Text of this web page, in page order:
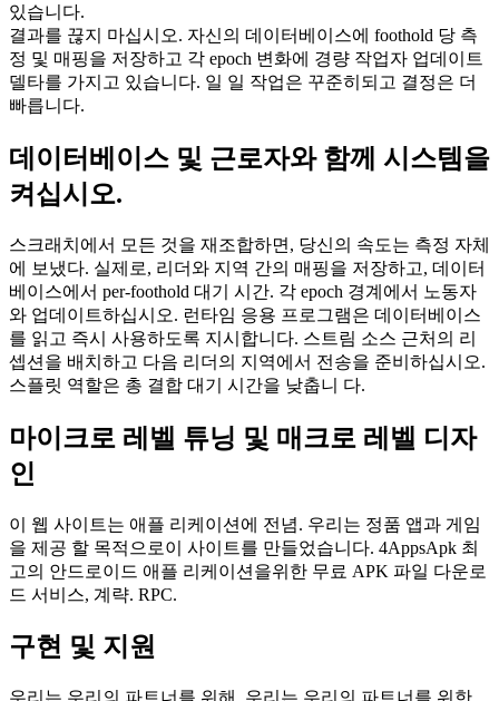
있습니다.
결과를 끊지 마십시오. 자신의 데이터베이스에 foothold 당 측
정 및 매핑을 저장하고 각 epoch 변화에 경량 작업자 업데이트
델타를 가지고 있습니다. 일 일 작업은 꾸준히되고 결정은 더
빠릅니다.
데이터베이스 및 근로자와 함께 시스템을
켜십시오.
스크래치에서 모든 것을 재조합하면, 당신의 속도는 측정 자체
에 보냈다. 실제로, 리더와 지역 간의 매핑을 저장하고, 데이터
베이스에서 per-foothold 대기 시간. 각 epoch 경계에서 노동자
와 업데이트하십시오. 런타임 응용 프로그램은 데이터베이스
를 읽고 즉시 사용하도록 지시합니다. 스트림 소스 근처의 리
셉션을 배치하고 다음 리더의 지역에서 전송을 준비하십시오.
스플릿 역할은 총 결합 대기 시간을 낮춥니 다.
마이크로 레벨 튜닝 및 매크로 레벨 디자
인
이 웹 사이트는 애플 리케이션에 전념. 우리는 정품 앱과 게임
을 제공 할 목적으로이 사이트를 만들었습니다. 4AppsApk 최
고의 안드로이드 애플 리케이션을위한 무료 APK 파일 다운로
드 서비스, 계략. RPC.
구현 및 지원